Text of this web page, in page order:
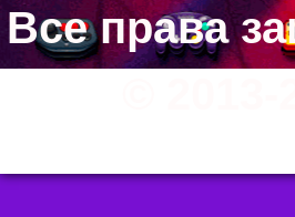
Все права